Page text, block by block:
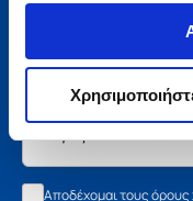
Μάθετε
Εγγραφείτε στο
νέα βιβλία, τις
Αποδέχομαι τους όρους